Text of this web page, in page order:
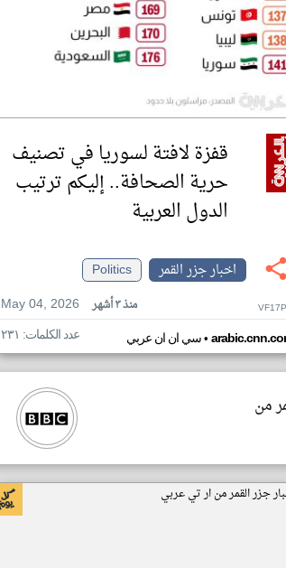
قفزة لافتة لسوريا في تصنيف
حرية الصحافة.. إليكم ترتيب
الدول العربية
اخبار جزر القمر
Politics
May 04, 2026
منذ ٣ أشهر
سي ان ان عربي• عدد الكلمات: ٢٣١
من
جزر القمر من ار تي عربي